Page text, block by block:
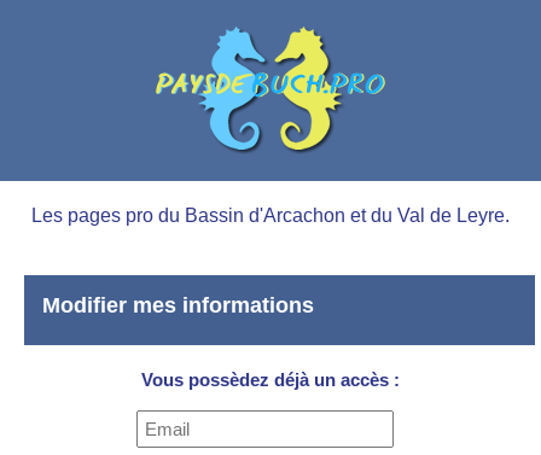
Les pages pro du Bassin d'Arcachon et du Val de Leyre.
Modifier mes informations
Vous possèdez déjà un accès :